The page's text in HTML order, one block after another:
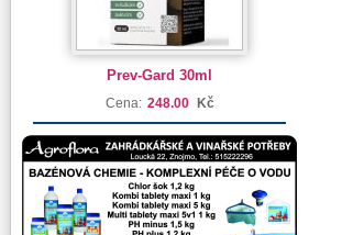
Prev-Gard 30ml
Cena: 248.00 Kč